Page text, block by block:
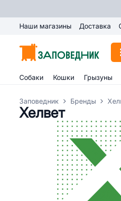
Наши магазины Доставка
Собаки Кошки Грызуны
Заповедник Бренды
Хелвет